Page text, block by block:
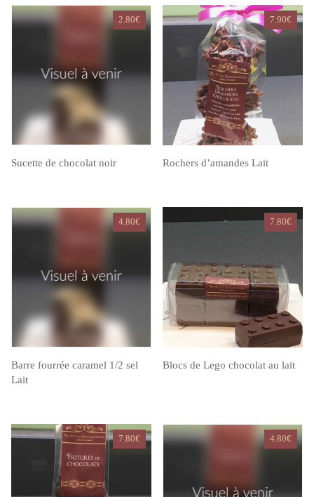
Sucette de chocolat noir
2.80€
Rochers d’amandes Lait
7.90€
Barre fourrée caramel 1/2 sel
Lait
4.80€
Blocs de Lego chocolat au lait
7.80€
7.80€ 4.80€